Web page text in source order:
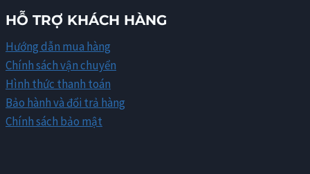
HỖ TRỢ KHÁCH HÀNG
Hướng dẫn mua hàng
Chính sách vận chuyển
Hình thức thanh toán
Bảo hành và đổi trả hàng
Chính sách bảo mật